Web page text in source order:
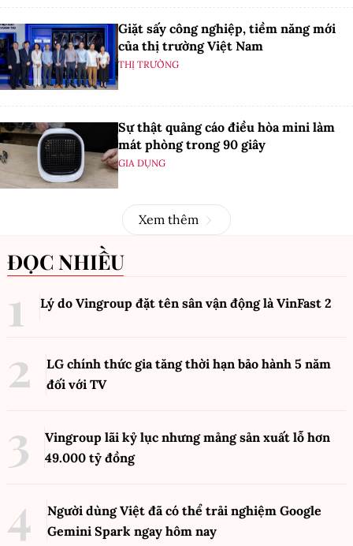
Giặt sấy công nghiệp, tiềm năng mới
của thị trường Việt Nam
THỊ TRƯỜNG
Sự thật quảng cáo điều hòa mini làm
mát phòng trong 90 giây
GIA DỤNG
Xem thêm
ĐỌC NHIỀU
Lý do Vingroup đặt tên sân vận động là VinFast 2
LG chính thức gia tăng thời hạn bảo hành 5 năm
đối với TV
Vingroup lãi kỷ lục nhưng mảng sản xuất lỗ hơn
49.000 tỷ đồng
Người dùng Việt đã có thể trải nghiệm Google
Gemini Spark ngay hôm nay